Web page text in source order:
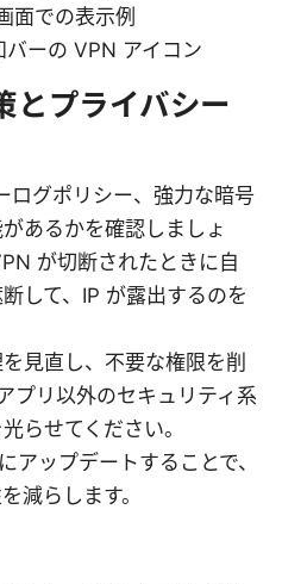
面での表示例
ーの VPN アイコン
とプライバシー
ログポリシー、強力な暗号
あるかを確認しましょ
が切断されたときに自
して、IP が露出するのを
見直し、不要な権限を削
プリ以外のセキュリティ系
らせてください。
アップデートすることで、
減らします。